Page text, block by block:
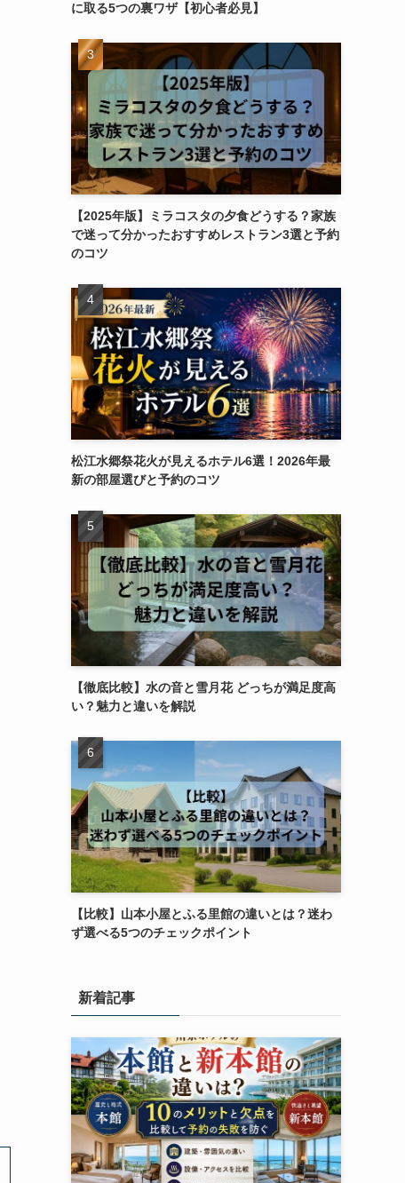
に取る5つの裏ワザ【初心者必見】
【2025年版】ミラコスタの夕食どうする？家族
で迷って分かったおすすめレストラン3選と予約
のコツ
松江水郷祭花火が見えるホテル6選！2026年最
新の部屋選びと予約のコツ
【徹底比較】水の音と雪月花 どっちが満足度高
い？魅力と違いを解説
【比較】山本小屋とふる里館の違いとは？迷わ
ず選べる5つのチェックポイント
新着記事